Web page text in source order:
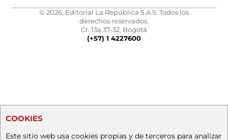
© 2026, Editorial La República S.A.S. Todos los
derechos reservados.
Cr. 13a 37-32, Bogotá
(+57) 1 4227600
COOKIES
Este sitio web usa cookies propias y de terceros para analizar